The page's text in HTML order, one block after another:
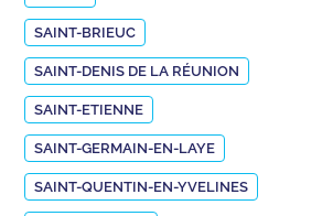
SAINT-BRIEUC
SAINT-DENIS DE LA RÉUNION
SAINT-ETIENNE
SAINT-GERMAIN-EN-LAYE
SAINT-QUENTIN-EN-YVELINES